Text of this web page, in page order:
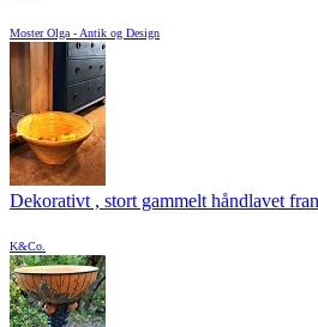
Moster Olga - Antik og Design
Dekorativt , stort gammelt håndlavet
K&Co.